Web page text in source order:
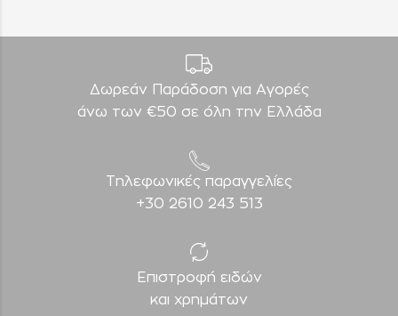
Δωρεάν Παράδοση για Aγορές
άνω των €50 σε όλη την Ελλάδα
Τηλεφωνικές παραγγελίες
+30 2610 243 513
Επιστροφή ειδών
και χρημάτων